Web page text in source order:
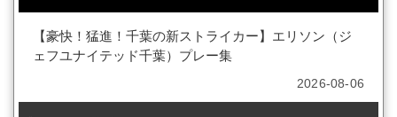
【豪快！猛進！千葉の新ストライカー】エリソン（ジ
ェフユナイテッド千葉）プレー集
2026-08-06